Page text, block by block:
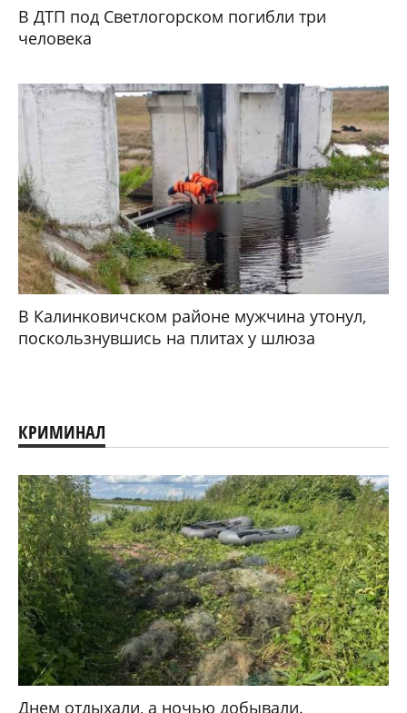
В ДТП под Светлогорском погибли три
человека
В Калинковичском районе мужчина утонул,
поскользнувшись на плитах у шлюза
КРИМИНАЛ
Днем отдыхали, а ночью добывали.